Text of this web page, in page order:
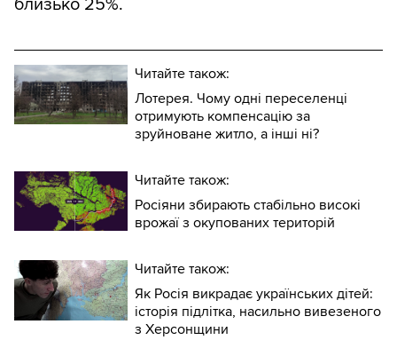
близько 25%.
Читайте також:
Лотерея. Чому одні переселенці
отримують компенсацію за
зруйноване житло, а інші ні?
Читайте також:
Росіяни збирають стабільно високі
врожаї з окупованих територій
Читайте також:
Як Росія викрадає українських дітей:
історія підлітка, насильно вивезеного
з Херсонщини